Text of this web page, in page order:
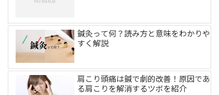
鍼灸って何？読み方と意味をわかりや
すく解説
肩こり頭痛は鍼で劇的改善！原因であ
る肩こりを解消するツボを紹介